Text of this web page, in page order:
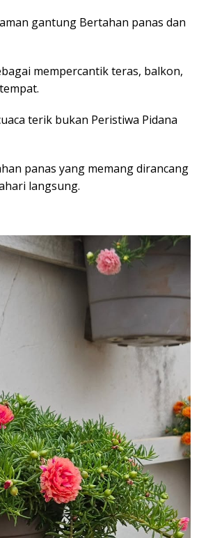
gantung Bertahan panas dan
mempercantik teras, balkon,
terik bukan Peristiwa Pidana
panas yang memang dirancang
langsung.